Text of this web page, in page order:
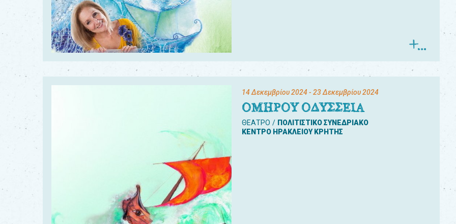
14 Δεκεμβρίου 2024- 23 Δεκεμβρίου 2024
ΟΜΗΡΟΥ ΟΔΥΣΣΕΙΑ
ΘΕΑΤΡΟ
ΠΟΛΙΤΙΣΤΙΚΟ ΣΥΝΕΔΡΙΑΚΟ
ΚΕΝΤΡΟ ΗΡΑΚΛΕΙΟΥ ΚΡΗΤΗΣ